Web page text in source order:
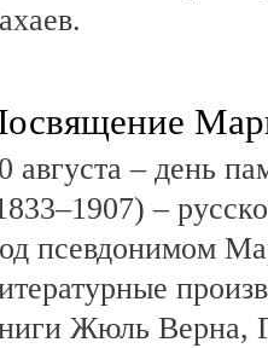
августа – день
–
псевдонимом
Жюль Верна,